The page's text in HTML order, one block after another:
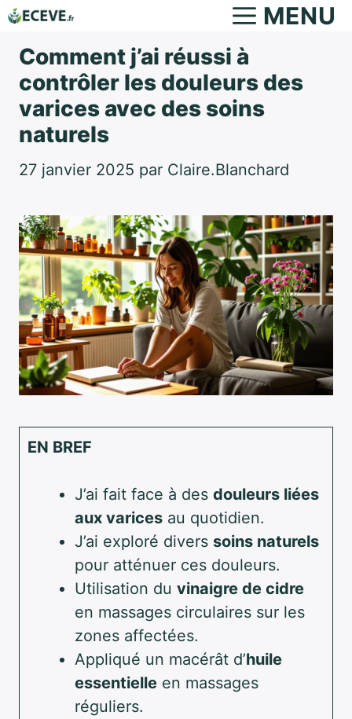
Aller
contenu
MENU
Comment j’ai réussi à
contrôler les douleurs des
varices avec des soins
naturels
27 janvier 2025 par Claire.Blanchard
EN BREF
J’ai fait face à des douleurs liées
aux varices au quotidien.
J’ai exploré divers soins naturels
pour atténuer ces douleurs.
Utilisation du vinaigre de cidre
en massages circulaires sur les
zones affectées.
Appliqué un macérât d’huile
essentielle en massages
réguliers.